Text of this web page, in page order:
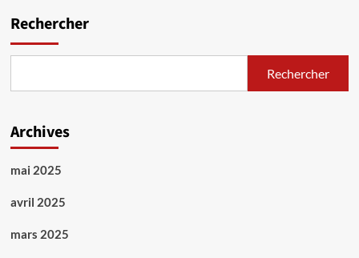
Rechercher
Rechercher
Archives
mai 2025
avril 2025
mars 2025